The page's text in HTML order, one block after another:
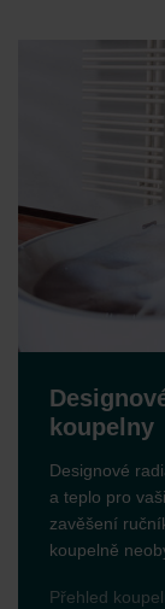
koupelny
Designové
a teplo pro
zavěšení
koupelně
Přehled